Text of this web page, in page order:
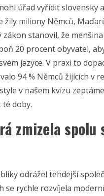
úřad vyřídit slovensky
žily miliony Němců,
zákon stanovil, že
20 procent obyvatel,
jazyce. V praxi to
94 % Němců žijících v
v našem kvízu
té doby.
zmizela spolu
odrážel tehdejší
se rychle rozvíjela